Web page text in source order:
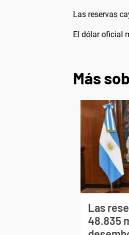
Las reservas
El dólar oficial
Más
Las
48.835